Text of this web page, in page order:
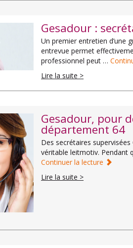
Gesadour :
Un premier entretien d’une
entrevue permet
professionnel peut …
Lire la suite >
Gesadour, pour
département 64
Des secrétaires
véritable leitmotiv. Pendant
Continuer la lecture
Lire la suite >